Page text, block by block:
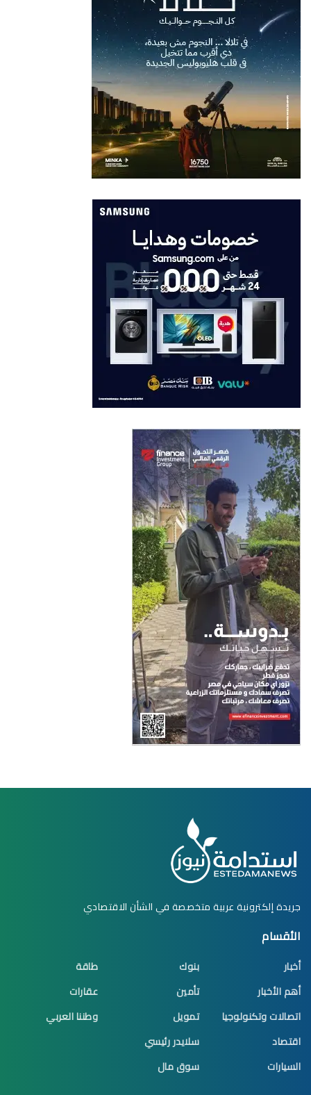
جريدة إلكترونية عربية متخصصة في الشأن الاقتصادي
الأقسام
أخبار
أهم الأخبار
اتصالات وتكنولوجيا
اقتصاد
السيارات
بنوك
تأمين
تمويل
سلايدر رئيسي
سوق مال
طاقة
عقارات
وطننا العربي